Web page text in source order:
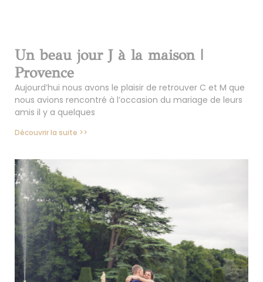
Un beau jour J à la maison |
Provence
Aujourd’hui nous avons le plaisir de retrouver C et M que
nous avions rencontré à l’occasion du mariage de leurs
amis il y a quelques
Découvrir la suite >>